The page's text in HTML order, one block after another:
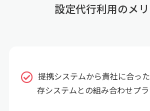
設定代行利用のメ
提携システムから貴社に合っ
存システムとの組み合わせプ